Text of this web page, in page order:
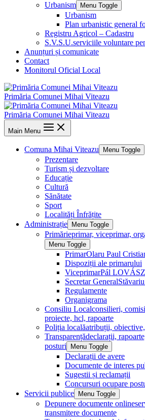
Urbanism
Menu Toggle
Urbanism
Plan urbanistic general
Registru Agricol – Cadastru
S.V.S.U.serviciile voluntare
Anunțuri și comunicate
Contact
Monitorul Oficial Local
Primăria Comunei Mihai Viteazu
Primăria Comunei Mihai Viteazu
Main Menu
Comuna Mihai Viteazu Menu Toggle
Prezentare
Turism și dezvoltare
Educație
Cultură
Sănătate
Sport
Localități Înfrățite
Administrație
Menu Toggle
Primărieprimar, viceprimar,
Menu Toggle
PrimarOlaru Paul
Dispoziții ale primarului
ViceprimarPál LOVÁSZ
Secretar General
Regulamente
Organigrama
Consiliu Localconsilieri,
proiecte, hcl, rapoarte
Poliția localăatribuții,
Transparențădeclarații,
posturi
Menu Toggle
Declarații de avere
Documente de interes
Sugestii și reclamații
Concursuri ocupare
Servicii publice
Menu Toggle
Depunere documente online
transmitere documente